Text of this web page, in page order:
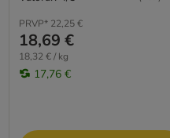
PRVP* 22,25 €
18,69 €
18,32 € / kg
17,76 €